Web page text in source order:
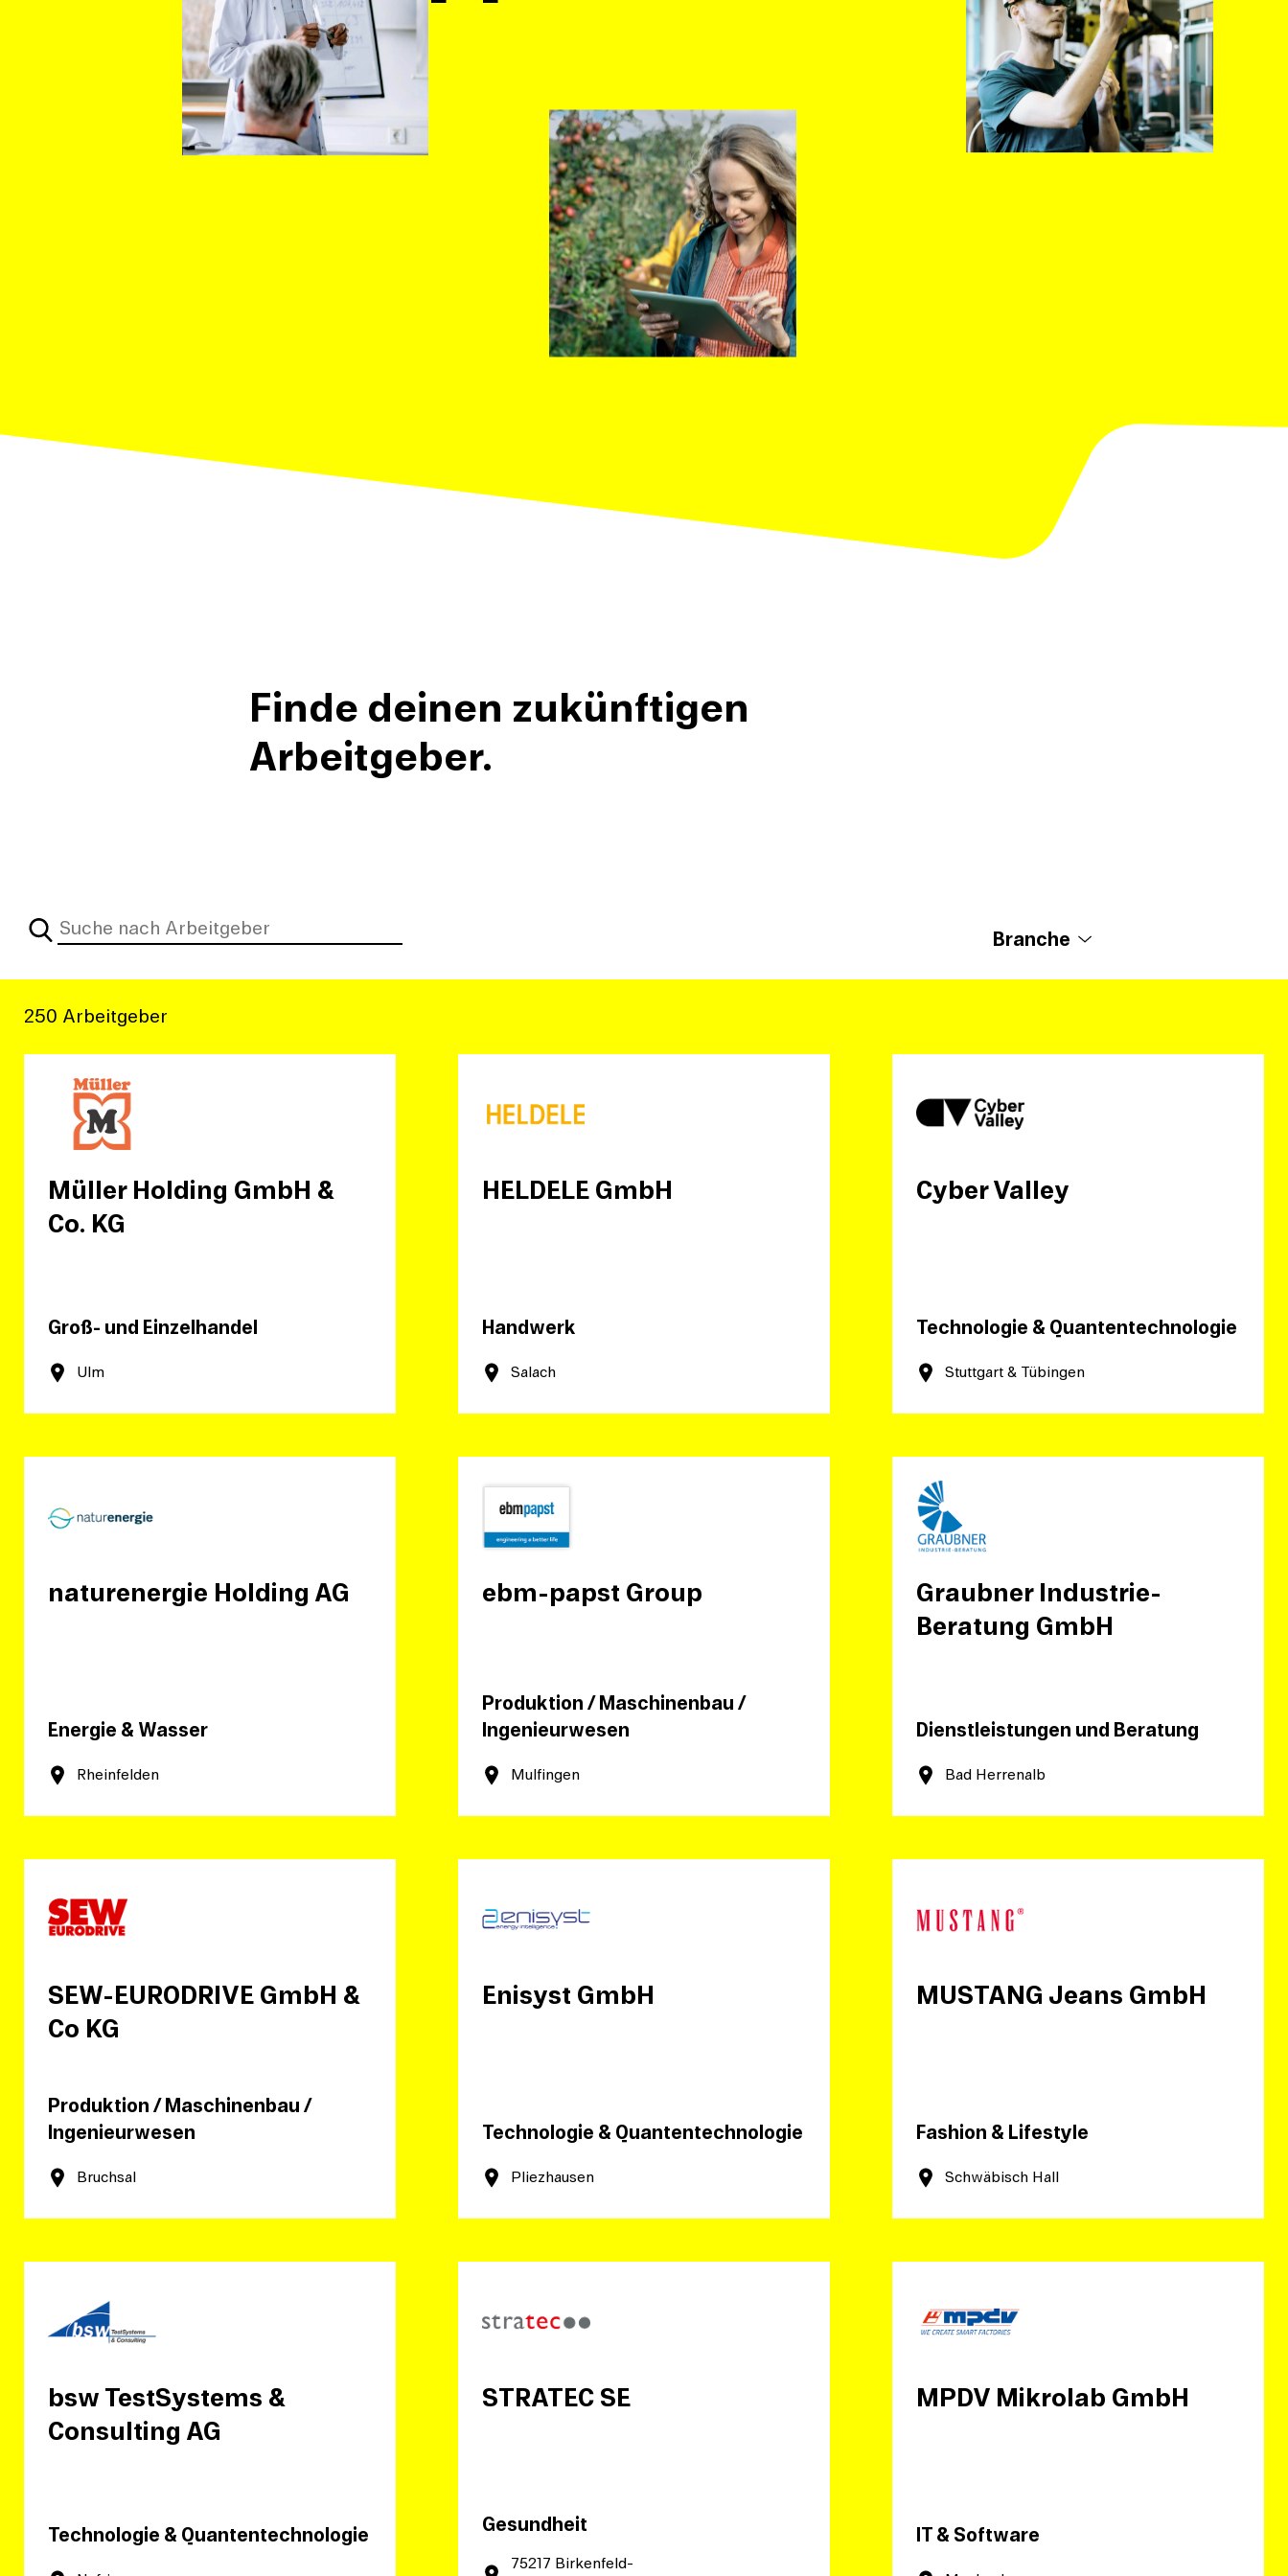
Finde deinen zukünftigen
Arbeitgeber.
Branche
250 Arbeitgeber
Müller Holding GmbH &
Co. KG
Groß- und Einzelhandel
Ulm
HELDELE GmbH
Handwerk
Salach
Cyber Valley
Technologie & Quantentechnologie
Stuttgart & Tübingen
naturenergie Holding AG
Energie & Wasser
Rheinfelden
ebm-papst Group
Produktion / Maschinenbau /
Ingenieurwesen
Mulfingen
Graubner Industrie-
Beratung GmbH
Dienstleistungen und Beratung
Bad Herrenalb
SEW-EURODRIVE GmbH &
Co KG
Produktion / Maschinenbau /
Ingenieurwesen
Bruchsal
Enisyst GmbH
Technologie & Quantentechnologie
Pliezhausen
MUSTANG Jeans GmbH
Fashion & Lifestyle
Schwäbisch Hall
bsw TestSystems &
Consulting AG
Technologie & Quantentechnologie
STRATEC SE
Gesundheit
75217 Birkenfeld-
MPDV Mikrolab GmbH
IT & Software